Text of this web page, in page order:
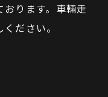
ります。車輛走
ださい。